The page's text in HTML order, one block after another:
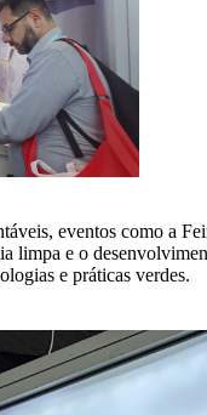
eventos como a
limpa e o
e práticas verdes.